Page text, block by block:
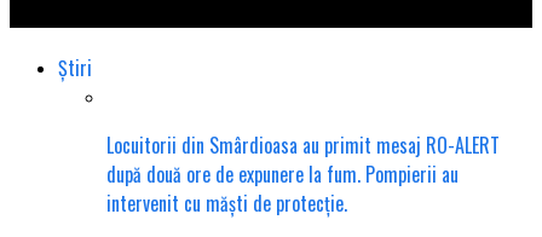
Știri
Locuitorii din Smârdioasa au primit mesaj RO-ALERT
după două ore de expunere la fum. Pompierii au
intervenit cu măști de protecție.